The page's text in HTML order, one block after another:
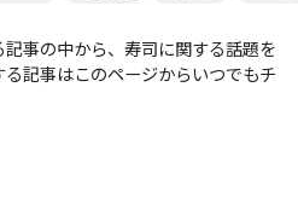
事の中から、寿司に関する話題を
記事はこのページからいつでもチ